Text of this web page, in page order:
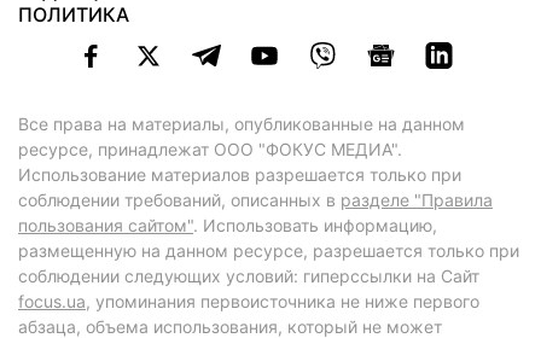
ПОЛИТИКА
Все права на материалы, опубликованные на данном
ресурсе, принадлежат ООО "ФОКУС МЕДИА".
Использование материалов разрешается только при
соблюдении требований, описанных в разделе "Правила
пользования сайтом". Использовать информацию,
размещенную на данном ресурсе, разрешается только при
соблюдении следующих условий: гиперссылки на Сайт
focus.ua, упоминания первоисточника не ниже первого
абзаца, объема использования, который не может